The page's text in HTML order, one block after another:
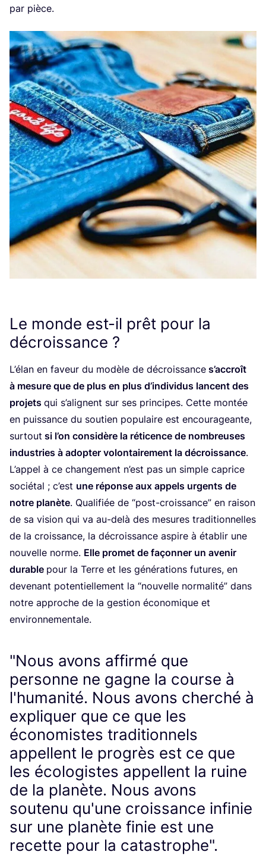
par pièce.
Le monde est-il prêt pour la
décroissance ?
L’é­lan en faveur du modèle de décrois­sance s’ac­croît
à mesure que de plus en plus d’in­di­vi­dus lancent des
pro­jets qui s’a­lignent sur ses prin­cipes. Cette mon­tée
en puis­sance du sou­tien popu­laire est encou­ra­geante,
sur­tout si l’on consi­dère la réti­cence de nom­breuses
indus­tries à adop­ter volon­tai­re­ment la décrois­sance.
L’ap­pel à ce chan­ge­ment n’est pas un simple caprice
socié­tal ; c’est une réponse aux appels urgents de
notre pla­nète. Qua­li­fiée de “post-crois­sance” en rai­son
de sa vision qui va au-delà des mesures tra­di­tion­nelles
de la crois­sance, la décrois­sance aspire à éta­blir une
nou­velle norme. Elle pro­met de façon­ner un ave­nir
durable pour la Terre et les géné­ra­tions futures, en
deve­nant poten­tiel­le­ment la “nou­velle nor­ma­li­té” dans
notre approche de la ges­tion éco­no­mique et
environnementale.
"Nous avons affirmé que
personne ne gagne la course à
l'humanité. Nous avons cherché à
expliquer que ce que les
économistes traditionnels
appellent le progrès est ce que
les écologistes appellent la ruine
de la planète. Nous avons
soutenu qu'une croissance infinie
sur une planète finie est une
recette pour la catastrophe".